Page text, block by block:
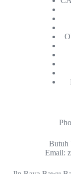
Butuh
Email: